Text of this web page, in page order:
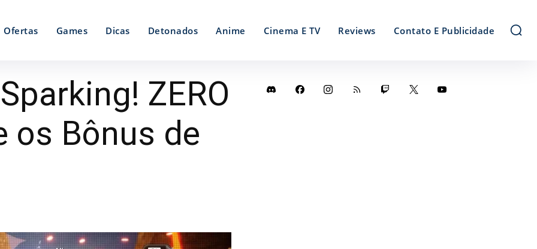
Ofertas Games Dicas Detonados Anime Cinema E TV Reviews Contato E Publicidade
ZERO
os Bônus de